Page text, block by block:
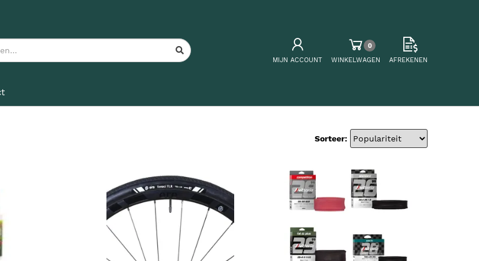
MIJN ACCOUNT
0
WINKELWAGEN
AFREKENEN
Sorteer: